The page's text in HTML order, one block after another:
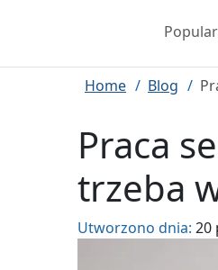
Home Blog
Praca
trzeba
Utworzono dnia: 20